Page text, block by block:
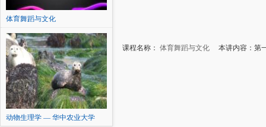
体育舞蹈与文化
动物生理学 — 华中农业大学
课程名称： 体育舞蹈与文化 本讲内容：第